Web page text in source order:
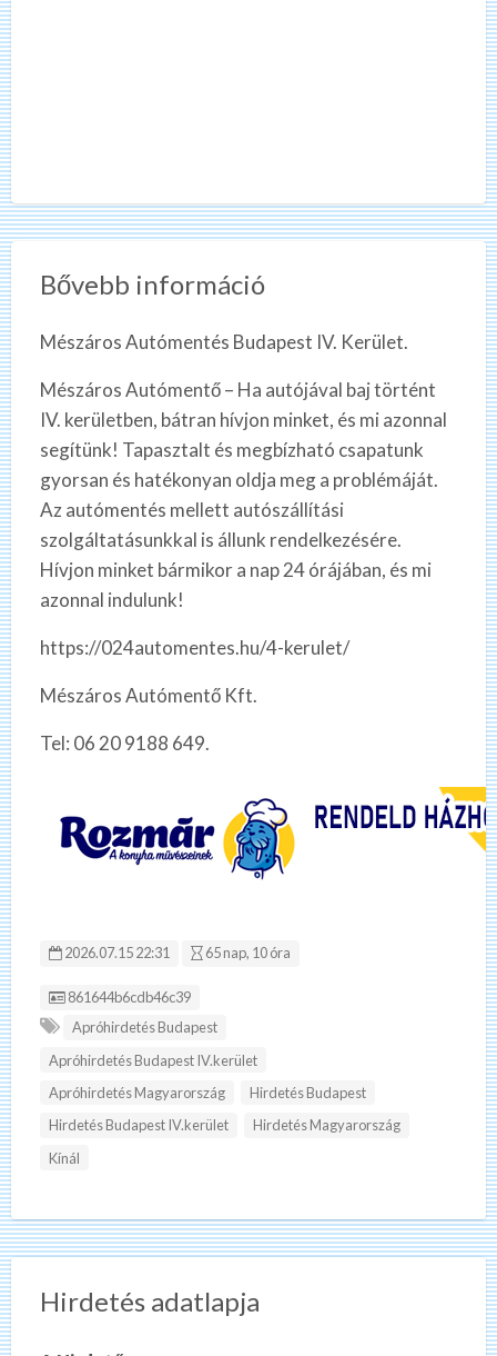
Bővebb információ
Mészáros Autómentés Budapest IV. Kerület.
Mészáros Autómentő – Ha autójával baj történt
IV. kerületben, bátran hívjon minket, és mi azonnal
segítünk! Tapasztalt és megbízható csapatunk
gyorsan és hatékonyan oldja meg a problémáját.
Az autómentés mellett autószállítási
szolgáltatásunkkal is állunk rendelkezésére.
Hívjon minket bármikor a nap 24 órájában, és mi
azonnal indulunk!
https://024automentes.hu/4-kerulet/
Mészáros Autómentő Kft.
Tel: 06 20 9188 649.
2026.07.15 22:31 65 nap, 10 óra
Hirdetés ID:
861644b6cdb46c39
Apróhirdetés Budapest
Apróhirdetés Budapest IV.kerület
Apróhirdetés Magyarország
Hirdetés Budapest
Hirdetés Budapest IV.kerület
Hirdetés Magyarország
Kínál
Hirdetés adatlapja